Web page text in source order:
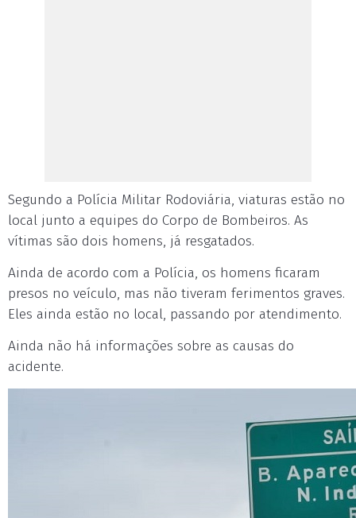
Segundo a Polícia Militar Rodoviária, viaturas estão no
local junto a equipes do Corpo de Bombeiros. As
vítimas são dois homens, já resgatados.
Ainda de acordo com a Polícia, os homens ficaram
presos no veículo, mas não tiveram ferimentos graves.
Eles ainda estão no local, passando por atendimento.
Ainda não há informações sobre as causas do
acidente.